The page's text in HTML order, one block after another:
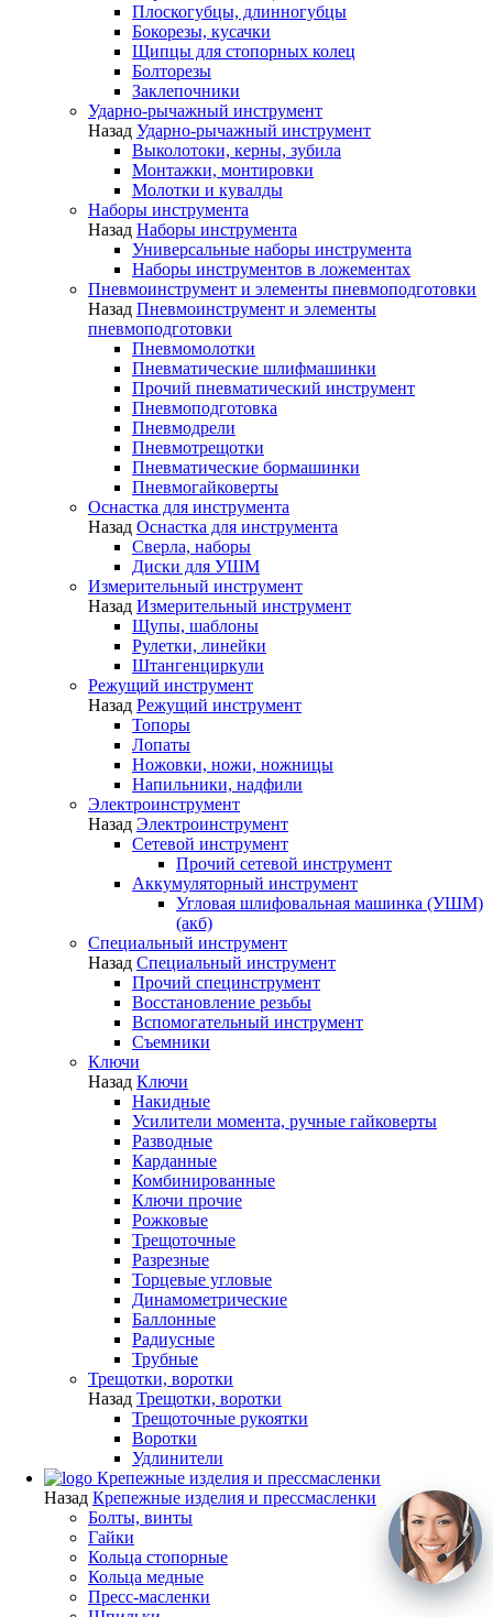
Плоскогубцы, длинногубцы
Бокорезы, кусачки
Щипцы для стопорных колец
Болторезы
Заклепочники
Ударно-рычажный инструмент
Назад Ударно-рычажный инструмент
Выколотоки, керны, зубила
Монтажки, монтировки
Молотки и кувалды
Наборы инструмента
Назад Наборы инструмента
Универсальные наборы инструмента
Наборы инструментов в ложементах
Пневмоинструмент и элементы пневмоподготовки
Назад Пневмоинструмент и элементы
пневмоподготовки
Пневмомолотки
Пневматические шлифмашинки
Прочий пневматический инструмент
Пневмоподготовка
Пневмодрели
Пневмотрещотки
Пневматические бормашинки
Пневмогайковерты
Оснастка для инструмента
Назад Оснастка для инструмента
Сверла, наборы
Диски для УШМ
Измерительный инструмент
Назад Измерительный инструмент
Щупы, шаблоны
Рулетки, линейки
Штангенциркули
Режущий инструмент
Назад Режущий инструмент
Топоры
Лопаты
Ножовки, ножи, ножницы
Напильники, надфили
Электроинструмент
Назад Электроинструмент
Сетевой инструмент
Прочий сетевой инструмент
Аккумуляторный инструмент
Угловая шлифовальная машинка (УШМ)
(акб)
Специальный инструмент
Назад Специальный инструмент
Прочий специнструмент
Восстановление резьбы
Вспомогательный инструмент
Съемники
Ключи
Назад Ключи
Накидные
Усилители момента, ручные гайковерты
Разводные
Карданные
Комбинированные
Ключи прочие
Рожковые
Трещоточные
Разрезные
Торцевые угловые
Динамометрические
Баллонные
Радиусные
Трубные
Трещотки, воротки
Назад Трещотки, воротки
Трещоточные рукоятки
Воротки
Удлинители
Крепежные изделия и прессмасленки
Назад Крепежные изделия и прессмасленки
Болты, винты
Гайки
Кольца стопорные
Кольца медные
Пресс-масленки